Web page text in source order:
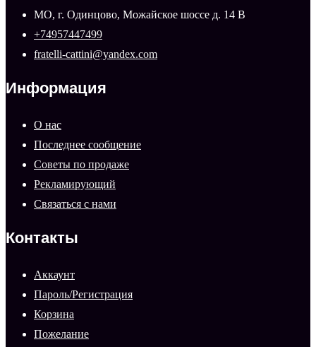
МО, г. Одинцово, Можайское шоссе д. 14 В
+74957447499
fratelli-cattini@yandex.com
Информация
О нас
Последнее сообщение
Советы по продаже
Рекламирующий
Связаться с нами
Контакты
Аккаунт
Пароль/Регистрация
Корзина
Пожелание